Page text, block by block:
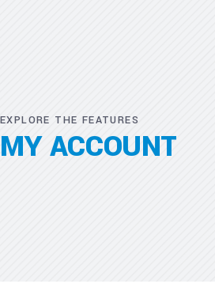
EXPLORE THE FEATURES
MY ACCOUNT